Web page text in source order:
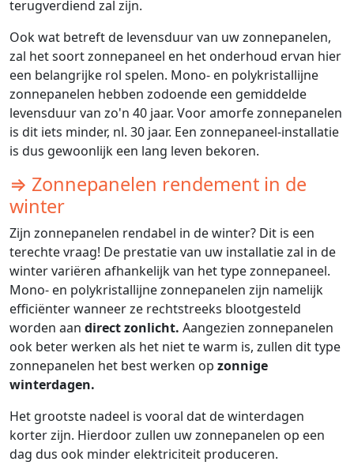
terugverdiend zal zijn.
Ook wat betreft de levensduur van uw zonnepanelen,
zal het soort zonnepaneel en het onderhoud ervan hier
een belangrijke rol spelen. Mono- en polykristallijne
zonnepanelen hebben zodoende een gemiddelde
levensduur van zo'n 40 jaar. Voor amorfe zonnepanelen
is dit iets minder, nl. 30 jaar. Een zonnepaneel-installatie
is dus gewoonlijk een lang leven bekoren.
⇒ Zonnepanelen rendement in de
winter
Zijn zonnepanelen rendabel in de winter? Dit is een
terechte vraag! De prestatie van uw installatie zal in de
winter variëren afhankelijk van het type zonnepaneel.
Mono- en polykristallijne zonnepanelen zijn namelijk
efficiënter wanneer ze rechtstreeks blootgesteld
worden aan direct zonlicht. Aangezien zonnepanelen
ook beter werken als het niet te warm is, zullen dit type
zonnepanelen het best werken op zonnige
winterdagen.
Het grootste nadeel is vooral dat de winterdagen
korter zijn. Hierdoor zullen uw zonnepanelen op een
dag dus ook minder elektriciteit produceren.